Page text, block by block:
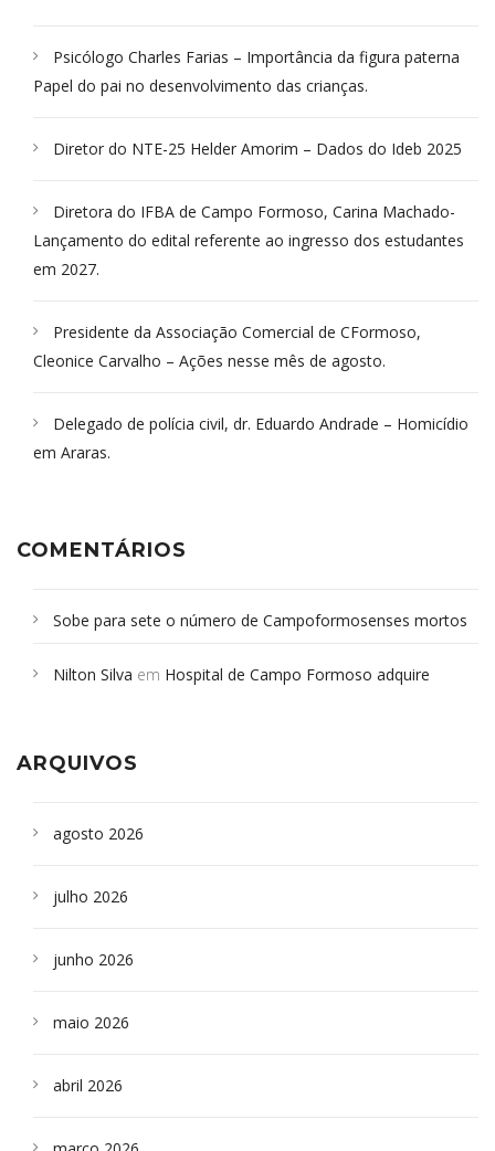
Psicólogo Charles Farias – Importância da figura paterna
Papel do pai no desenvolvimento das crianças.
Diretor do NTE-25 Helder Amorim – Dados do Ideb 2025
Diretora do IFBA de Campo Formoso, Carina Machado-
Lançamento do edital referente ao ingresso dos estudantes
em 2027.
Presidente da Associação Comercial de CFormoso,
Cleonice Carvalho – Ações nesse mês de agosto.
Delegado de polícia civil, dr. Eduardo Andrade – Homicídio
em Araras.
COMENTÁRIOS
Sobe para sete o número de Campoformosenses mortos
Campoformosenses que morreram em desabamentos são
Nilton Silva em Hospital de Campo Formoso adquire
ARQUIVOS
agosto 2026
julho 2026
junho 2026
maio 2026
abril 2026